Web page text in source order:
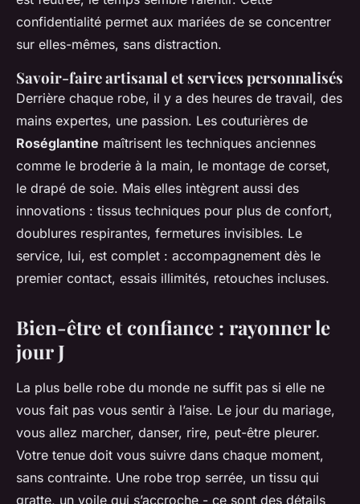
confidentialité permet aux mariées de se concentrer
sur elles-mêmes, sans distraction.
Savoir-faire artisanal et services personnalisés
Derrière chaque robe, il y a des heures de travail, des
mains expertes, une passion. Les couturières de
Roséglantine maîtrisent les techniques anciennes
comme le broderie à la main, le montage de corset,
le drapé de soie. Mais elles intègrent aussi des
innovations : tissus techniques pour plus de confort,
doublures respirantes, fermetures invisibles. Le
service, lui, est complet : accompagnement dès le
premier contact, essais illimités, retouches incluses.
Bien-être et confiance : rayonner le
jour J
La plus belle robe du monde ne suffit pas si elle ne
vous fait pas vous sentir à l’aise. Le jour du mariage,
vous allez marcher, danser, rire, peut-être pleurer.
Votre tenue doit vous suivre dans chaque moment,
sans contrainte. Une robe trop serrée, un tissu qui
gratte, un voile qui s’accroche - ce sont des détails